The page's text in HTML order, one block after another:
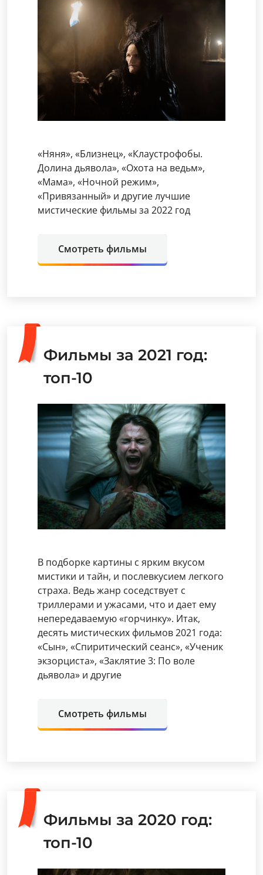
«Няня», «Близнец», «Клаустрофобы.
Долина дьявола», «Охота на ведьм»,
«Мама», «Ночной режим»,
«Привязанный» и другие лучшие
мистические фильмы за 2022 год
Смотреть фильмы
Фильмы за 2021 год:
топ-10
В подборке картины с ярким вкусом
мистики и тайн, и послевкусием легкого
страха. Ведь жанр соседствует с
триллерами и ужасами, что и дает ему
непередаваемую «горчинку». Итак,
десять мистических фильмов 2021 года:
«Сын», «Спиритический сеанс», «Ученик
экзорциста», «Заклятие 3: По воле
дьявола» и другие
Смотреть фильмы
Фильмы за 2020 год:
топ-10